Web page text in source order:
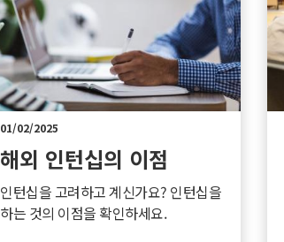
01/02/2025
해외 인턴십의 이점
인턴십을 고려하고 계신가요? 인턴십을
하는 것의 이점을 확인하세요.